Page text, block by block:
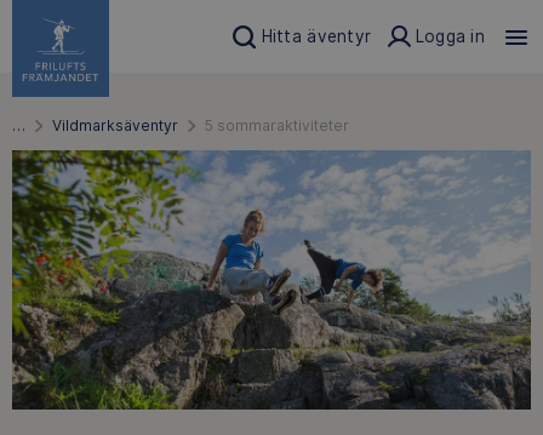
Hitta äventyr Logga in
… Vildmarksäventyr 5 sommaraktiviteter